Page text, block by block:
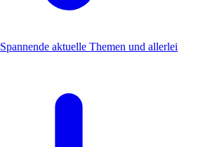
Spannende aktuelle Themen und allerlei